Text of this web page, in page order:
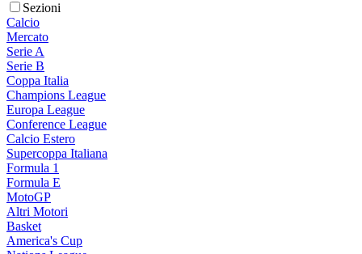
Sezioni
Calcio
Mercato
Serie A
Serie B
Coppa Italia
Champions League
Europa League
Conference League
Calcio Estero
Supercoppa Italiana
Formula 1
Formula E
MotoGP
Altri Motori
Basket
America's Cup